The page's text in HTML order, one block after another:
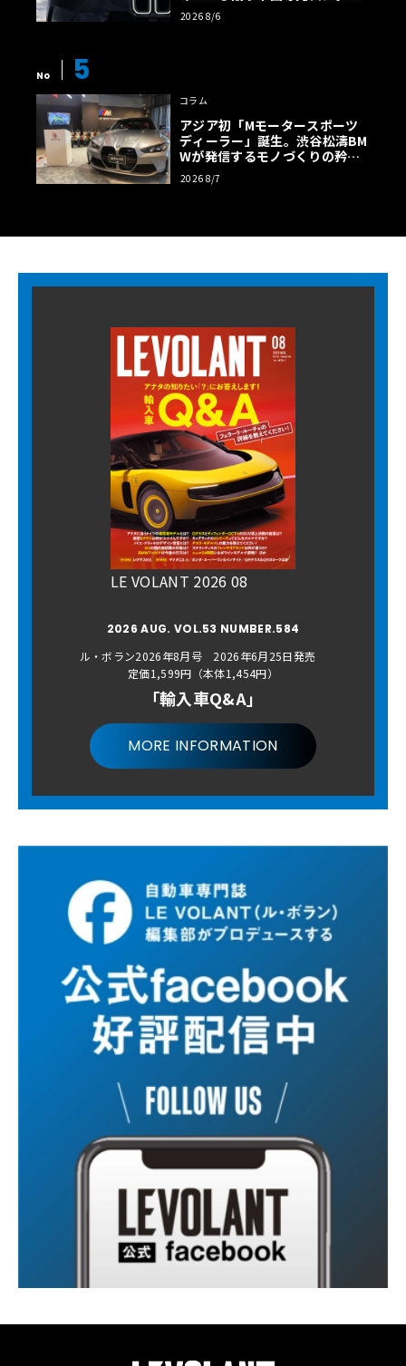
様の全貌
2026 8/6
No 5
コラム
アジア初「Mモータースポーツ
ディーラー」誕生。渋谷松濤BM
Wが発信するモノづくりの矜持
【木下隆之コラム】
2026 8/7
LE VOLANT 2026 08
2026 AUG. VOL.53 NUMBER.584
ル・ボラン2026年8月号 2026年6月25日発売
定価1,599円（本体1,454円）
「輸入車Q&A」
MORE INFORMATION